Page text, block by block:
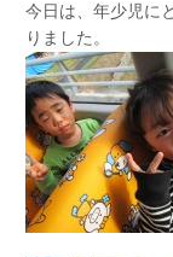
今日は、年少児に
りました。